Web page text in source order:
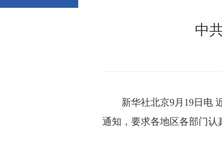
中
新华社北京9月 19日电
通知，要求各地区各部门认